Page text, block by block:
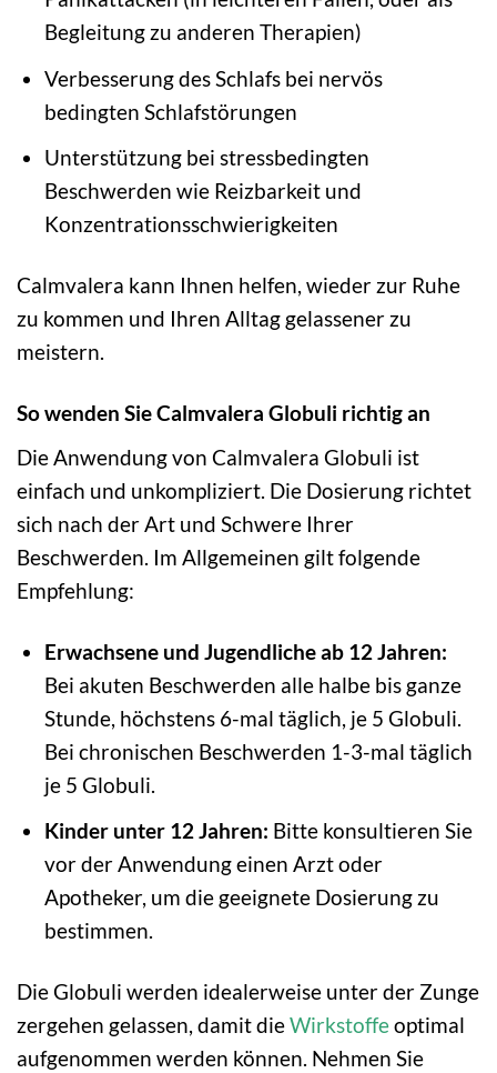
Begleitung zu anderen Therapien)
Verbesserung des Schlafs bei nervös
bedingten Schlafstörungen
Unterstützung bei stressbedingten
Beschwerden wie Reizbarkeit und
Konzentrationsschwierigkeiten
Calmvalera kann Ihnen helfen, wieder zur Ruhe
zu kommen und Ihren Alltag gelassener zu
meistern.
So wenden Sie Calmvalera Globuli richtig an
Die Anwendung von Calmvalera Globuli ist
einfach und unkompliziert. Die Dosierung richtet
sich nach der Art und Schwere Ihrer
Beschwerden. Im Allgemeinen gilt folgende
Empfehlung:
Erwachsene und Jugendliche ab 12 Jahren:
Bei akuten Beschwerden alle halbe bis ganze
Stunde, höchstens 6-mal täglich, je 5 Globuli.
Bei chronischen Beschwerden 1-3-mal täglich
je 5 Globuli.
Kinder unter 12 Jahren: Bitte konsultieren Sie
vor der Anwendung einen Arzt oder
Apotheker, um die geeignete Dosierung zu
bestimmen.
Die Globuli werden idealerweise unter der Zunge
zergehen gelassen, damit dieWirkstoffeoptimal
aufgenommen werden können. Nehmen Sie